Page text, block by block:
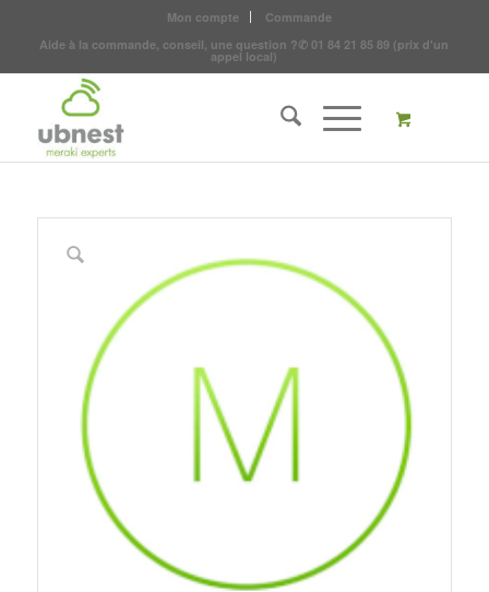
Mon compte
Commande
Aide à la commande, conseil, une question ?✆ 01 84 21 85 89 (prix d'un
appel local)